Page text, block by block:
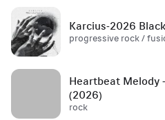
Karcius-2026
progressive rock /
Heartbeat Melody
(2026)
rock